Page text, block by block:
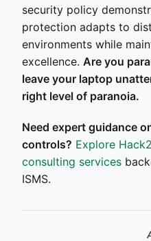
security policy
protection adapts to
environments while
excellence. Are you
leave your laptop
right level of paranoia.
Need expert guidance
controls? Explore
consulting services
ISMS.